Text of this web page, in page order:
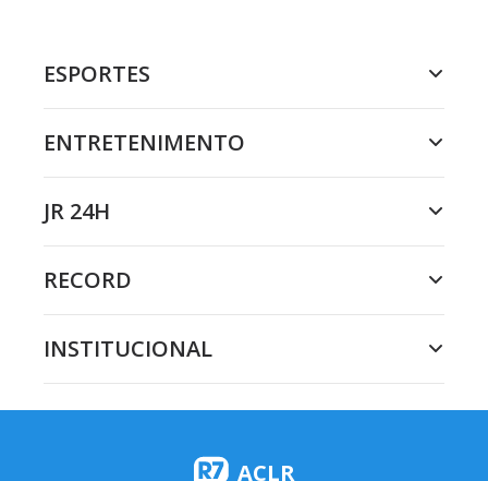
ESPORTES
ENTRETENIMENTO
JR 24H
RECORD
INSTITUCIONAL
ACLR